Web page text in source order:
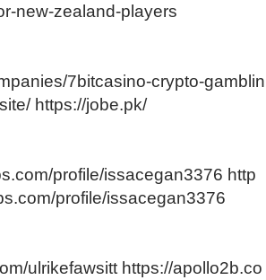
new-zealand-players
7bitcasino-crypto-gamblin
https://jobe.pk/
profile/issacegan3376 http
profile/issacegan3376
ulrikefawsitt https://apollo2b.co